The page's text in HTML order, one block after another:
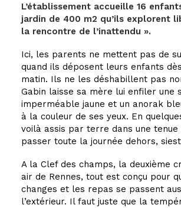
L’établissement accueille 16
jardin de 400 m2 qu’ils explorent
la rencontre de l’inattendu ».
Ici, les parents ne mettent pas de
quand ils déposent leurs enfants
matin. Ils ne les déshabillent pas
Gabin laisse sa mère lui enfiler une
imperméable jaune et un anorak
à la couleur de ses yeux. En
voilà assis par terre dans une tenue
passer toute la journée dehors,
A la Clef des champs, la deuxième
air de Rennes, tout est conçu pour
changes et les repas se passent
l’extérieur. Il faut juste que la